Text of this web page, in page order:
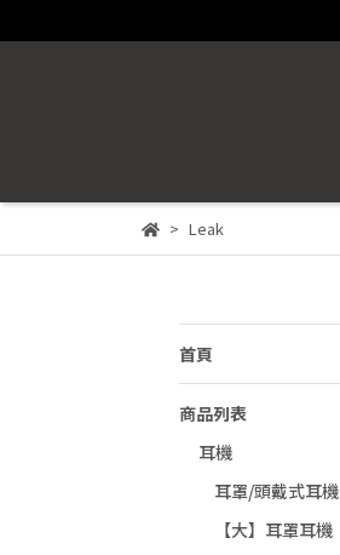
Leak
首頁
商品列表
耳機
耳罩/頭戴式耳機
【大】耳罩耳機